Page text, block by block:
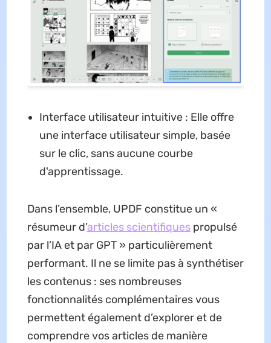
Interface utilisateur intuitive : Elle offre
une interface utilisateur simple, basée
sur le clic, sans aucune courbe
d'apprentissage.
Dans l’ensemble, UPDF constitue un «
résumeur d’articles scientifiquespropulsé
par l’IA et par GPT » particulièrement
performant. Il ne se limite pas à synthétiser
les contenus : ses nombreuses
fonctionnalités complémentaires vous
permettent également d’explorer et de
comprendre vos articles de manière